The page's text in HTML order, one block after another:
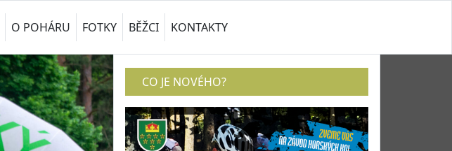
O POHÁRU FOTKY BĚŽCI KONTAKTY
CO JE NOVÉHO?